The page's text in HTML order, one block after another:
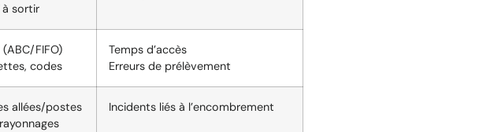
sortir
FIFO)
codes
Temps d’accès
Erreurs de prélèvement
allées/postes
Incidents liés à l’encombrement